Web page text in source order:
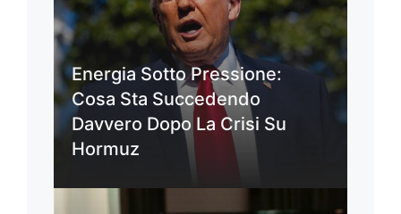
Energia Sotto Pressione:
Cosa Sta Succedendo
Davvero Dopo La Crisi Su
Hormuz